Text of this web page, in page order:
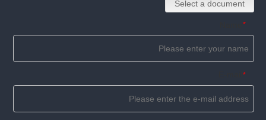
Select a document
*
*